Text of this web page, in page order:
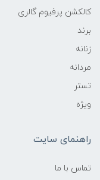
کالکشن پرفیوم گالری
برند
زنانه
مردانه
تستر
ویژه
راهنمای سایت
تماس با ما